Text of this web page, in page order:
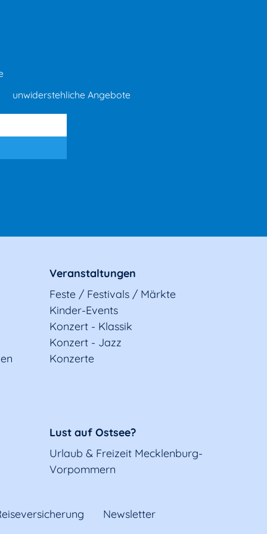
unwiderstehliche Angebote
Veranstaltungen
Feste / Festivals / Märkte
Kinder-Events
Konzert - Klassik
Konzert - Jazz
Konzerte
Lust auf Ostsee?
Urlaub & Freizeit Mecklenburg-
Vorpommern
Newsletter